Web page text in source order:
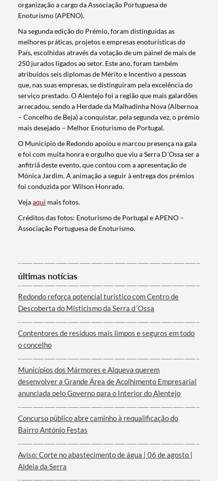
Termo de Pesquisa
Categorias gerais
Filtros
organização a cargo da Associação Portuguesa de
Enoturismo (APENO).
Na segunda edição do Prémio, foram distinguidas as
melhores práticas, projetos e empresas enoturísticas do
País, escolhidas através da votação de um painel de mais de
250 jurados ligados ao setor. Este ano, foram também
atribuídos seis diplomas de Mérito e Incentivo a pessoas
que, nas suas empresas, se distinguiram pela excelência do
serviço prestado. O Alentejo foi a região que mais galardões
arrecadou, sendo a Herdade da Malhadinha Nova (Albernoa
– Concelho de Beja) a conquistar, pela segunda vez, o prémio
mais desejado – Melhor Enoturismo de Portugal.
O Município de Redondo apoiou e marcou presença na gala
e foi com muita honra e orgulho que viu a Serra D´Ossa ser a
anfitriã deste evento, que contou com a apresentação de
Mónica Jardim. A animação a seguir à entrega dos prémios
foi conduzida por Wilson Honrado.
Vejaaqui mais fotos.
Créditos das fotos: Enoturismo de Portugal e APENO –
Associação Portuguesa de Enoturismo.
últimas notícias
Redondo reforça potencial turístico com Centro de
Descoberta do Misticismo da Serra d´Ossa
Contentores de resíduos mais limpos e seguros em todo
o concelho
Municípios dos Mármores e Alqueva querem
desenvolver a Grande Área de Acolhimento Empresarial
anunciada pelo Governo para o Interior do Alentejo
Concurso público abre caminho à requalificação do
Bairro António Festas
Aviso: Corte no abastecimento de água | 06 de agosto |
Aldeia da Serra